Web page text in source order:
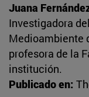
Juana
Investigadora
Medioambiente
profesora de la
institución.
Publicado en: